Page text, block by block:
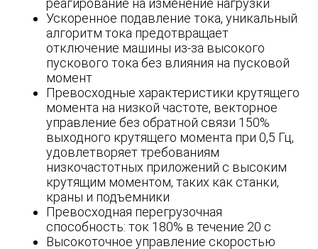
реагирование на изменение нагрузки
Ускоренное подавление тока, уникальный
алгоритм тока предотвращает
отключение машины из-за высокого
пускового тока без влияния на пусковой
момент
Превосходные характеристики крутящего
момента на низкой частоте, векторное
управление без обратной связи 150%
выходного крутящего момента при 0,5 Гц,
удовлетворяет требованиям
низкочастотных приложений с высоким
крутящим моментом, таких как станки,
краны и подъемники
Превосходная перегрузочная
способность: ток 180% в течение 20 с
Высокоточное управление скоростью